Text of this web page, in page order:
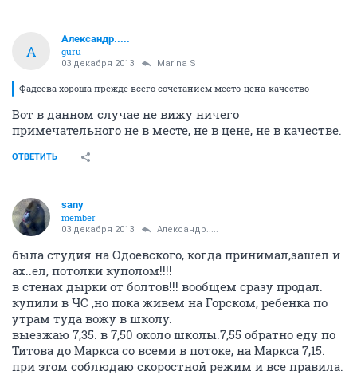
А
Александр.....
guru
03 декабря 2013 Marina S
Фадеева хороша прежде всего сочетанием место-цена-качество
Вот в данном случае не вижу ничего
примечательного не в месте, не в цене, не в качестве.
ОТВЕТИТЬ
sany
member
03 декабря 2013 Александр.....
была студия на Одоевского, когда принимал,зашел и
ах..ел, потолки куполом!!!!
в стенах дырки от болтов!!! вообщем сразу продал.
купили в ЧС ,но пока живем на Горском, ребенка по
утрам туда вожу в школу.
выезжаю 7,35. в 7,50 около школы.7,55 обратно еду по
Титова до Маркса со всеми в потоке, на Маркса 7,15.
при этом соблюдаю скоростной режим и все правила.